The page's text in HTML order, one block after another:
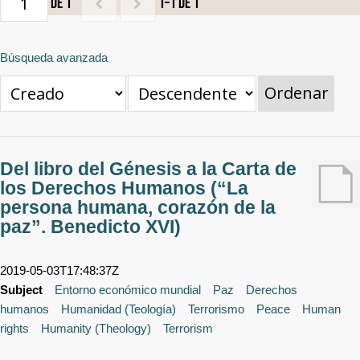
Búsqueda avanzada
Ordenar
Del libro del Génesis a la Carta de
los Derechos Humanos (“La
persona humana, corazón de la
paz”. Benedicto XVI)
2019-05-03T17:48:37Z
Subject
Entorno económico mundial Paz
Derechos
humanos
Humanidad (Teología) Terrorismo Peace
Human
rights
Humanity (Theology) Terrorism